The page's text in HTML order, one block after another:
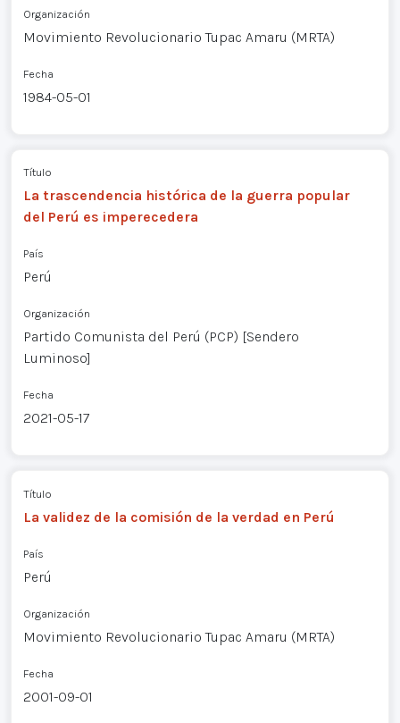
Organización
Movimiento Revolucionario Tupac Amaru (MRTA)
Fecha
1984-05-01
Título
La trascendencia histórica de la guerra popular
del Perú es imperecedera
País
Perú
Organización
Partido Comunista del Perú (PCP) [Sendero
Luminoso]
Fecha
2021-05-17
Título
La validez de la comisión de la verdad en Perú
País
Perú
Organización
Movimiento Revolucionario Tupac Amaru (MRTA)
Fecha
2001-09-01